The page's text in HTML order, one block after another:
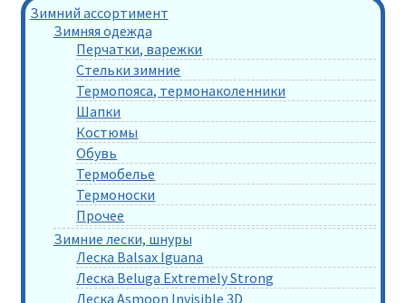
Зимний ассортимент
Зимняя одежда
Перчатки, варежки
Стельки зимние
Термопояса, термонаколенники
Шапки
Костюмы
Обувь
Термобелье
Термоноски
Прочее
Зимние лески, шнуры
Леска Balsax Iguana
Леска Beluga Extremely Strong
Леска Asmoon Invisible 3D